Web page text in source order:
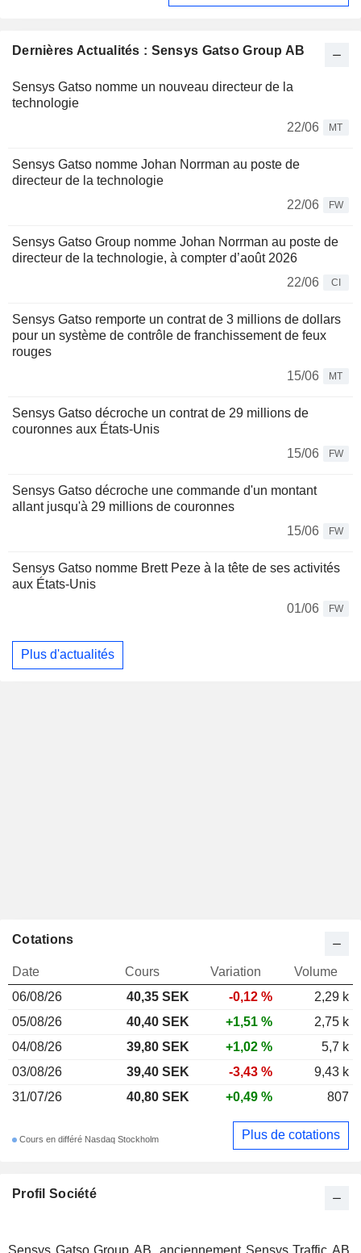
Dernières Actualités : Sensys Gatso Group AB
Sensys Gatso nomme un nouveau directeur de la
technologie
22/06
MT
Sensys Gatso nomme Johan Norrman au poste de
directeur de la technologie
22/06
FW
Sensys Gatso Group nomme Johan Norrman au poste de
directeur de la technologie, à compter d’août 2026
22/06
CI
Sensys Gatso remporte un contrat de 3 millions de dollars
pour un système de contrôle de franchissement de feux
rouges
15/06
MT
Sensys Gatso décroche un contrat de 29 millions de
couronnes aux États-Unis
15/06
FW
Sensys Gatso décroche une commande d'un montant
allant jusqu'à 29 millions de couronnes
15/06
FW
Sensys Gatso nomme Brett Peze à la tête de ses activités
aux États-Unis
01/06
FW
Plus d'actualités
Profil Société
Sensys Gatso Group AB, anciennement Sensys Traffic AB,
Cotations
Date Cours Variation
Volume
06/08/26
40,35 SEK -0,12 %
2,29 k
05/08/26
40,40 SEK +1,51 %
2,75 k
04/08/26
39,80 SEK +1,02 %
5,7 k
03/08/26
39,40 SEK -3,43 %
9,43 k
31/07/26
40,80 SEK +0,49 % 807
Cours en différé Nasdaq Stockholm Plus de cotations